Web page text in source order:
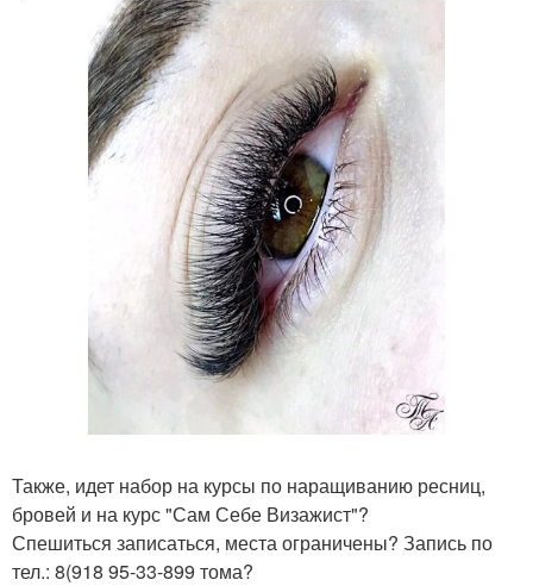
Также, идет набор на курсы по наращиванию ресниц,
бровей и на курс "Сам Себе Визажист"?
Спешиться записаться, места ограничены? Запись по
тел.: 8(918 95-33-899 тома?